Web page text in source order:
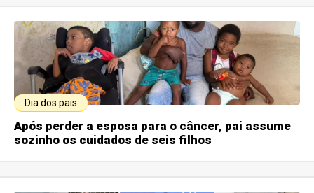
Dia dos pais
Após perder a esposa para o câncer, pai assume
sozinho os cuidados de seis filhos